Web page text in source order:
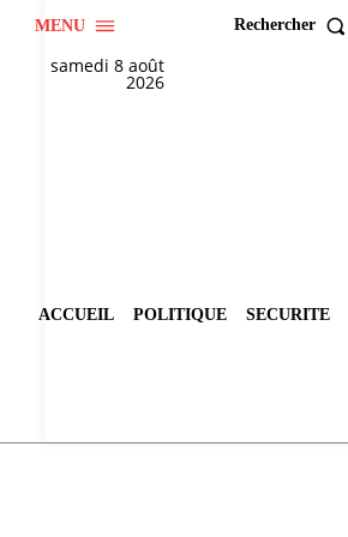
MENU Rechercher
samedi 8 août
2026
ACCUEIL POLITIQUE SECURITE